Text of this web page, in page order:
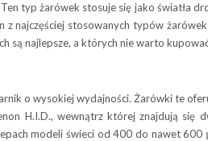
typ żarówek stosuje się jako światła
najczęściej stosowanych typów
są najlepsze, a których nie warto
o wysokiej wydajności. Żarówki te
H.I.D., wewnątrz której znajdują
modeli świeci od 400 do nawet